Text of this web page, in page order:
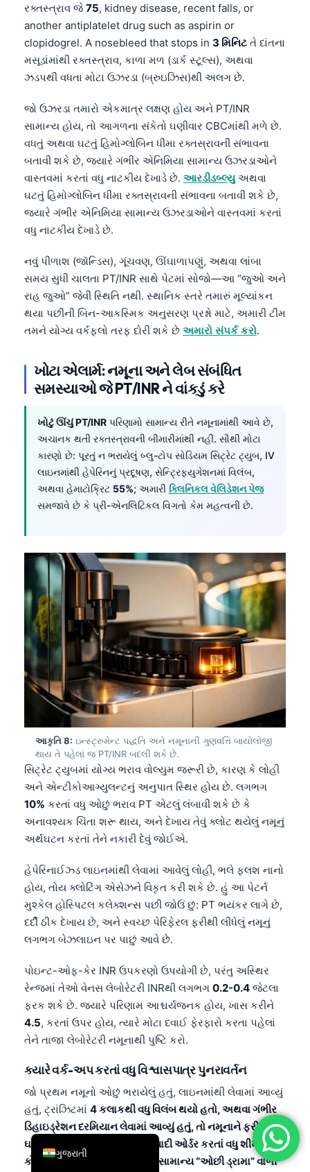
રક્તસ્ત્રાવ જે 75, kidney disease, recent falls, or
another antiplatelet drug such as aspirin or
clopidogrel. A nosebleed that stops in 3 મિનિટ તે દાંતના
મસૂડાંમાંથી રક્તસ્ત્રાવ, કાળા મળ (ડાર્ક સ્ટૂલ્સ), અથવા
ઝડપથી વધતા મોટા ઉઝરડા (બ્રુઇઝિસ)થી અલગ છે.
જો ઉઝરડા તમારો એકમાત્ર લક્ષણ હોય અને PT/INR
સામાન્ય હોય, તો આગળના સંકેતો ઘણીવાર CBCમાંથી મળે છે.
વધતું અથવા ઘટતું હિમોગ્લોબિન ધીમા રક્તસ્રાવની સંભાવના
બતાવી શકે છે, જ્યારે ગંભીર એનિમિયા સામાન્ય ઉઝરડાઓને
વાસ્તવમાં કરતાં વધુ નાટકીય દેખાડે છે. આરડીડબ્લ્યુઅથવા
ઘટતું હિમોગ્લોબિન ધીમા રક્તસ્રાવની સંભાવના બતાવી શકે છે,
જ્યારે ગંભીર એનિમિયા સામાન્ય ઉઝરડાઓને વાસ્તવમાં કરતાં
વધુ નાટકીય દેખાડે છે.
નવું પીળાશ (જૉન્ડિસ), ગૂંચવણ, ઊંઘાળાપણું, અથવા લાંબા
સમય સુધી ચાલતા PT/INR સાથે પેટમાં સોજો—આ “જુઓ અને
રાહ જુઓ” જેવી સ્થિતિ નથી. સ્થાનિક સ્તરે તમારું મૂલ્યાંકન
થયા પછીની બિન-આકસ્મિક અનુસરણ પ્રશ્નો માટે, અમારી ટીમ
તમને યોગ્ય વર્કફ્લો તરફ દોરી શકે છે અમારો સંપર્ક કરો.
ખોટા એલાર્મ: નમૂના અને લેબ સંબંધિત
સમસ્યાઓ જે PT/INR ને વાંકડું કરે
ખોટું ઊંચું PT/INR પરિણામો સામાન્ય રીતે નમૂનામાંથી આવે છે,
અચાનક થતી રક્તસ્ત્રાવની બીમારીમાંથી નહીં. સૌથી મોટા
કારણો છે: પૂરતું ન ભરાયેલું બ્લુ-ટોપ સોડિયમ સિટ્રેટ ટ્યુબ, IV
લાઇનમાંથી હેપેરિનનું પ્રદૂષણ, સેન્ટ્રિફ્યુગેશનમાં વિલંબ,
અથવા હેમાટોક્રિટ 55%; અમારી ક્લિનિકલ વેલિડેશન પેજ
સમજાવે છે કે પ્રી-એનલિટિકલ વિગતો કેમ મહત્વની છે.
આકૃતિ 8: ઇન્સ્ટ્રુમેન્ટ પદ્ધતિ અને નમૂનાની ગુણવત્તિ બાયોલોજી
થાય તે પહેલાં જ PT/INR બદલી શકે છે.
સિટ્રેટ ટ્યુબમાં યોગ્ય ભરાવ વોલ્યુમ જરૂરી છે, કારણ કે લોહી
અને એન્ટીકોઆગ્યુલન્ટનું અનુપાત સ્થિર હોય છે. લગભગ
10% કરતાં વધુ ઓછું ભરાવ PT એટલું લંબાવી શકે છે કે
અનાવશ્યક ચિંતા શરૂ થાય, અને દેખાય તેવું ક્લોટ થયેલું નમૂનું
અર્થઘટન કરતાં તેને નકારી દેવું જોઈએ.
હેપેરિનાઈઝ્ડ લાઇનમાંથી લેવામાં આવેલું લોહી, ભલે ફ્લશ નાનો
હોય, તોય ક્લોટિંગ એસેઝને વિકૃત કરી શકે છે. હું આ પેટર્ન
મુશ્કેલ હોસ્પિટલ કલેક્શન્સ પછી જોઉં છું: PT ભયંકર લાગે છે,
દર્દી ઠીક દેખાય છે, અને સ્વચ્છ પેરિફેરલ ફરીથી લીધેલું નમૂનું
લગભગ બેઝલાઇન પર પાછું આવે છે.
પોઇન્ટ-ઓફ-કેર INR ઉપકરણો ઉપયોગી છે, પરંતુ અસ્થિર
રેન્જમાં તેઓ વેનસ લેબોરેટરી INRથી લગભગ 0.2-0.4 જેટલા
ફરક શકે છે. જ્યારે પરિણામ આશ્ચર્યજનક હોય, ખાસ કરીને
4.5, કરતાં ઉપર હોય, ત્યારે મોટા દવાઈ ફેરફારો કરતા પહેલાં
તેને તાજા લેબોરેટરી નમૂનાથી પુષ્ટિ કરો.
ક્યારે વર્ક-અપ કરતાં વધુ વિશ્વાસપાત્ર પુનરાવર્તન
જો પ્રથમ નમૂનો ઓછું ભરાયેલું હતું, લાઇનમાંથી લેવામાં આવ્યું
હતું, ટ્રાંઝિટમાં 4 કલાકથી વધુ વિલંબ થયો હતો, અથવા ગંભીર
ડિહાઇડ્રેશન દરમિયાન લેવામાં આવ્યું હતું, તો નમૂનાને ફરીથી લેવું
ઘણીવાર વધારાના ટેસ્ટોની લાંબી યાદી ઓર્ડર કરતાં વધુ શીખવે છે.
કોગ્યુલેશન ક્લિનિકમાં આ સૌથી સામાન્ય “ઓછી ડ્રામા” વાળી
ગુજરાતી
English
Deutsch
Français
עִבְרִית
Italiano
Español
Português
Ελληνικά
Türkçe
Română
Български
Dansk
Nederlands
हिन्दी
Bahasa Indonesia
Հայերեն
Íslenska
Српски језик
Svenska
Bosanski
Azərbaycan dili
日本語
ქართული
Русский
Lietuvių kalba
Polski
한국어
Slovenščina
Magyar
বাংলা
اردو
मराठी
తెలుగు
தமிழ்
ಕನ್ನಡ
മലയാളം
Bahasa Melayu
Tiếng Việt
Tagalog
ဗမာစာ
ភាសាខ្មែរ
Kiswahili
አማርኛ